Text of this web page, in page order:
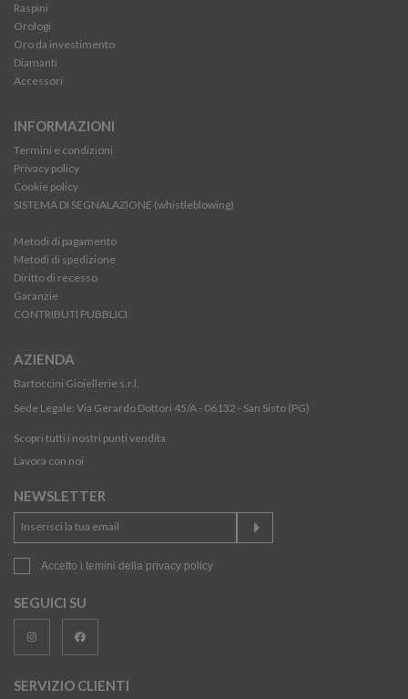
Raspini
Orologi
Oro da investimento
Diamanti
Accessori
INFORMAZIONI
Termini e condizioni
Privacy policy
Cookie policy
SISTEMA DI SEGNALAZIONE (whistleblowing)
Metodi di pagamento
Metodi di spedizione
Diritto di recesso
Garanzie
CONTRIBUTI PUBBLICI
AZIENDA
Bartoccini Gioiellerie s.r.l.
Sede Legale: Via Gerardo Dottori 45/A - 06132 - San Sisto (PG)
Scopri tutti i nostri punti vendita
Lavora con noi
NEWSLETTER
Accetto i temini della privacy policy
SEGUICI SU
SERVIZIO CLIENTI